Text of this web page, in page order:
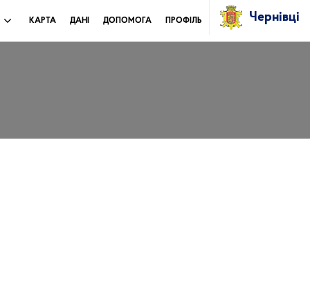
КАРТА ДАНІ ДОПОМОГА ПРОФІЛЬ Чернівці